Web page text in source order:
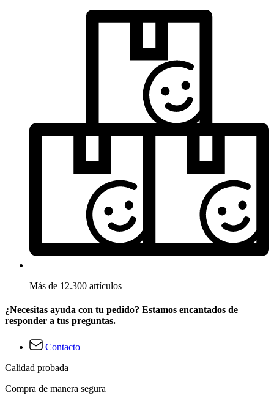
Más de 12.300 artículos
¿Necesitas ayuda con tu pedido? Estamos encantados de
responder a tus preguntas.
Contacto
Calidad probada
Compra de manera segura